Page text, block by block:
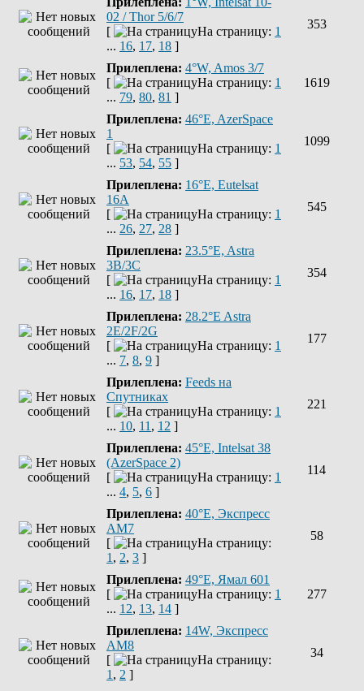
02 / Thor 5/6/7
[
На страницу: 1
... 16, 17, 18 ]
353
Прилеплена: 4°W, Amos 3/7
[
На страницу: 1
... 79, 80, 81 ]
1619
Прилеплена: 46°E, AzerSpace
1
[
На страницу: 1
... 53, 54, 55 ]
1099
Прилеплена: 16°E, Eutelsat
16A
[
На страницу: 1
... 26, 27, 28 ]
545
Прилеплена: 23.5°E, Astra
3B/3C
[
На страницу: 1
... 16, 17, 18 ]
354
Прилеплена: 28.2°E Astra
2E/2F/2G
[
На страницу: 1
... 7, 8, 9 ]
177
Прилеплена: Feeds на
Спутниках
[
На страницу: 1
... 10, 11 , 12 ]
221
Прилеплена: 45°E, Intelsat 38
(AzerSpace 2)
[
На страницу: 1
... 4, 5, 6 ]
114
Прилеплена: 40°E, Экспресс
AM7
[
На страницу:
1 , 2, 3 ]
58
Прилеплена: 49°E, Ямал 601
[
На страницу: 1
... 12, 13, 14 ]
277
Прилеплена: 14W, Экспресс
АМ8
[
На страницу:
1 , 2 ]
34